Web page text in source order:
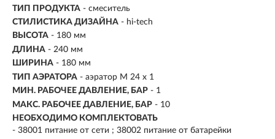
ТИП ПРОДУКТА - смеситель
СТИЛИСТИКА ДИЗАЙНА - hi-tech
ВЫСОТА - 180 мм
ДЛИНА - 240 мм
ШИРИНА - 180 мм
ТИП АЭРАТОРА - аэратор М 24 х 1
МИН. РАБОЧЕЕ ДАВЛЕНИЕ, БАР - 1
МАКС. РАБОЧЕЕ ДАВЛЕНИЕ, БАР - 10
НЕОБХОДИМО КОМПЛЕКТОВАТЬ
- 38001 питание от сети ; 38002 питание от батарейки